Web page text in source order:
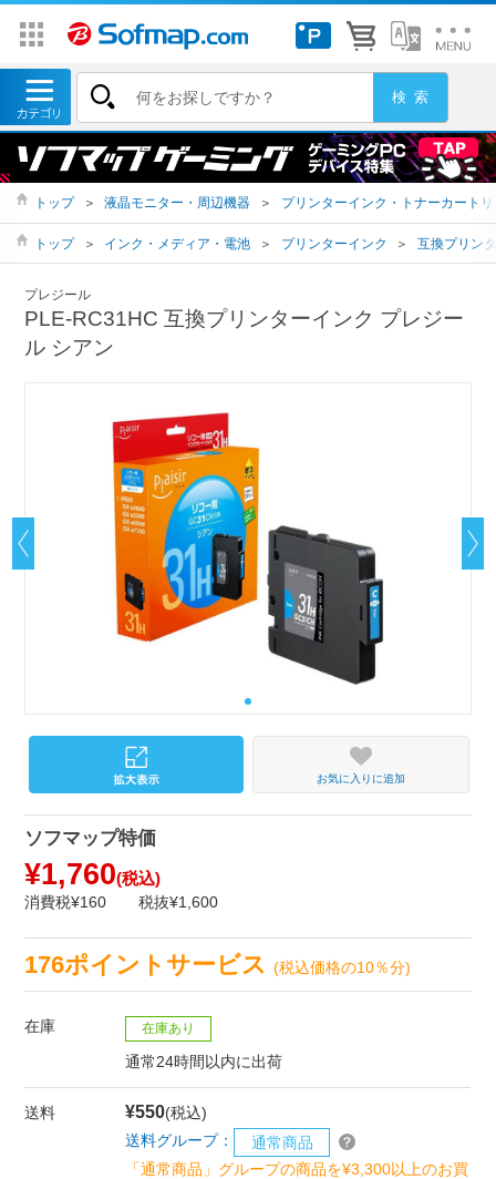
トップ ＞ 液晶モニター・周辺機器 ＞ プリンターインク・トナーカートリ
トップ ＞ インク・メディア・電池 ＞ プリンターインク ＞ 互換プリン
プレジール
PLE-RC31HC 互換プリンターインク プレジー
ル シアン
お気に入りに追加
ソフマップ特価
¥1,760(税込)
消費税¥160 税抜¥1,600
176ポイントサービス(税込価格の10％分)
在庫 在庫あり
通常24時間以内に出荷
送料 ¥550(税込)
送料グループ：
通常商品
「通常商品」グループの商品を¥3,300以上のお買